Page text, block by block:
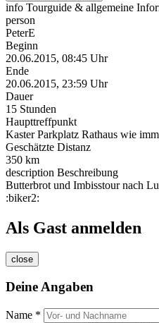
info Tourguide & allgemeine
person
PeterE
Beginn
20.06.2015, 08:45 Uhr
Ende
20.06.2015, 23:59 Uhr
Dauer
15 Stunden
Haupttreffpunkt
Kaster Parkplatz Rathaus wie
Geschätzte Distanz
350 km
description Beschreibung
Butterbrot und Imbisstour nach
:biker2:
Als Gast anmelden
close
Deine Angaben
Name *